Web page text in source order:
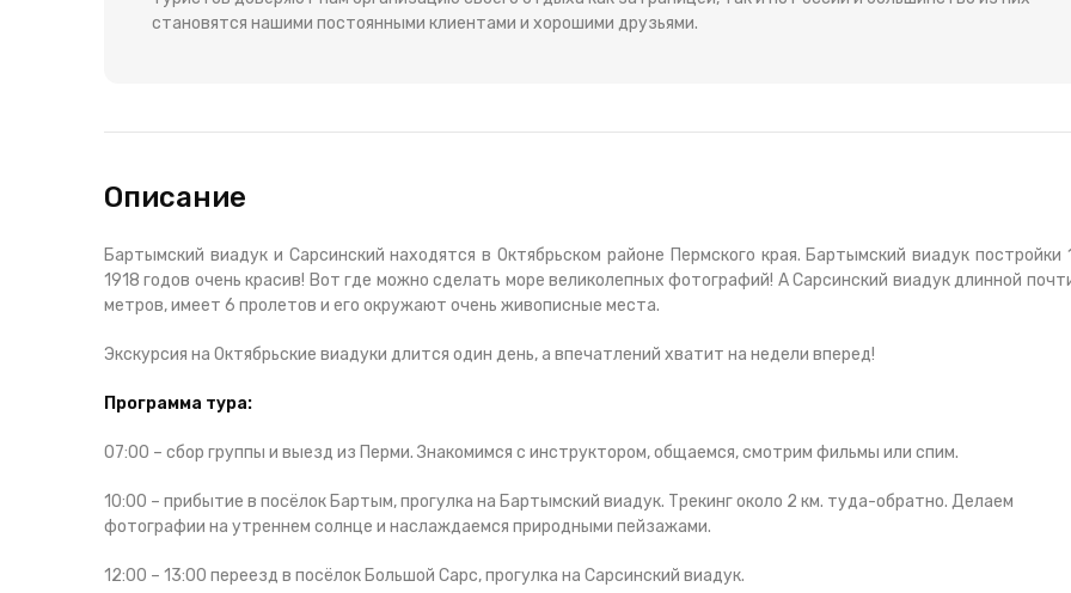
становятся нашими постоянными клиентами и хорошими друзьями.
Описание
Бартымский виадук и Сарсинский находятся в Октябрьском районе Пермского края. Бартымский виадук постройки
1918 годов очень красив! Вот где можно сделать море великолепных фотографий! А Сарсинский виадук длинной
метров, имеет 6 пролетов и его окружают очень живописные места.
Экскурсия на Октябрьские виадуки длится один день, а впечатлений хватит на недели вперед!
Программа тура:
07:00 – сбор группы и выезд из Перми. Знакомимся с инструктором, общаемся, смотрим фильмы или спим.
10:00 – прибытие в посёлок Бартым, прогулка на Бартымский виадук. Трекинг около 2 км. туда-обратно. Делаем
фотографии на утреннем солнце и наслаждаемся природными пейзажами.
12:00 – 13:00 переезд в посёлок Большой Сарс, прогулка на Сарсинский виадук.